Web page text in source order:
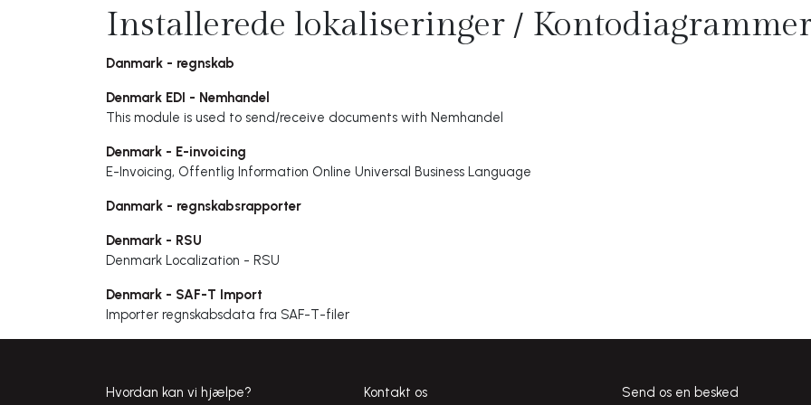
Installerede lokaliseringer /
Danmark - regnskab
Denmark EDI - Nemhandel
This module is used to send/receive documents with Nemhandel
Denmark - E-invoicing
E-Invoicing, Offentlig Information Online Universal Business Language
Danmark - regnskabsrapporter
Denmark - RSU
Denmark Localization - RSU
Denmark - SAF-T Import
Importer regnskabsdata fra SAF-T-filer
Hvordan kan vi hjælpe? Kontakt os Send os en besked